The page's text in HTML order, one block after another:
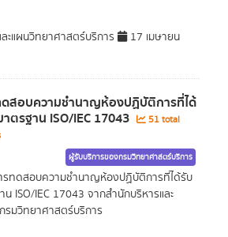
ะแผนวิทยาศาสตร์บริการ
17 เมษายน
ดสอบความชำนาญห้องปฏิบัติการที่ได้
ตรฐาน ISO/IEC 17043
51 total
ผู้รับบริการของกรมวิทยาศาสตร์บริการ
รทดสอบความชำนาญห้องปฏิบัติการที่ได้รับ
ISO/IEC 17043 จากสำนักบริหารและ
มวิทยาศาสตร์บริการ